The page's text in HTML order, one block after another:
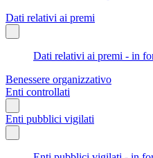
Dati relativi ai premi
Dati relativi ai premi - in
Benessere organizzativo
Enti controllati
Enti pubblici vigilati